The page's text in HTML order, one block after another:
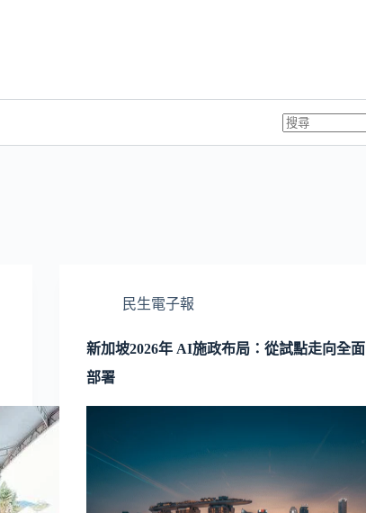
民生電子報
新加坡2026年 AI施政布局：從試點走向全面
部署